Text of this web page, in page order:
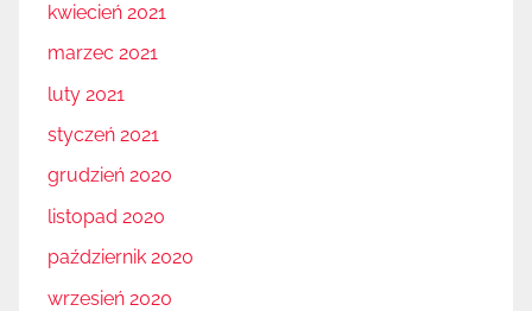
kwiecień 2021
marzec 2021
luty 2021
styczeń 2021
grudzień 2020
listopad 2020
październik 2020
wrzesień 2020